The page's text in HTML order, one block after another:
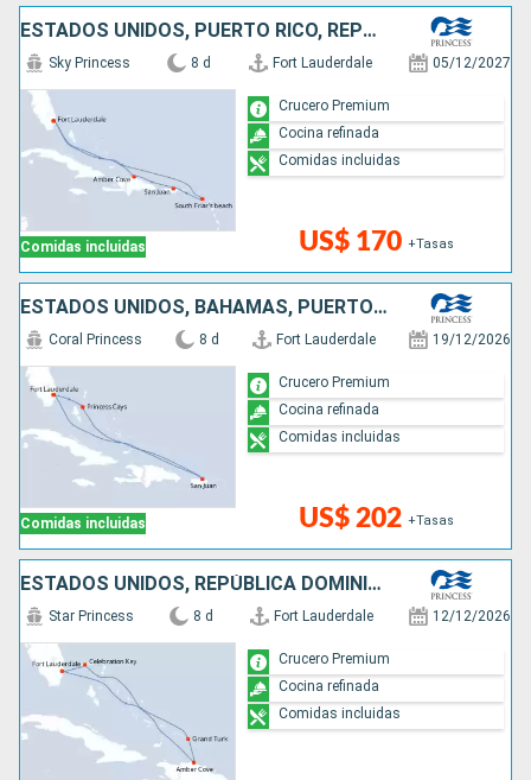
ESTADOS UNIDOS, PUERTO RICO, REPÚBLICA DOMINICANA
Comidas incluidas
Sky Princess 8 d Fort Lauderdale 05/12/2027
US$ 170 +Tasas
Crucero Premium
Cocina refinada
Comidas incluidas
ESTADOS UNIDOS, BAHAMAS, PUERTO RICO, SAN MARTÍN
Comidas incluidas
Coral Princess 8 d Fort Lauderdale 19/12/2026
US$ 202 +Tasas
Crucero Premium
Cocina refinada
Comidas incluidas
ESTADOS UNIDOS, REPÚBLICA DOMINICANA, BAHAMAS
Star Princess 8 d Fort Lauderdale 12/12/2026
Crucero Premium
Cocina refinada
Comidas incluidas